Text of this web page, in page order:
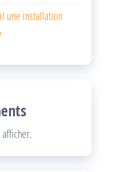
une installation